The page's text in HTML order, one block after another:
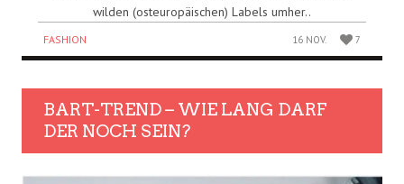
wilden (osteuropäischen) Labels umher..
FASHION 16 NOV. 7
BART-TREND – WIE LANG DARF
DER NOCH SEIN?